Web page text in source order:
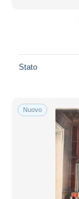
Stato
Nuovo